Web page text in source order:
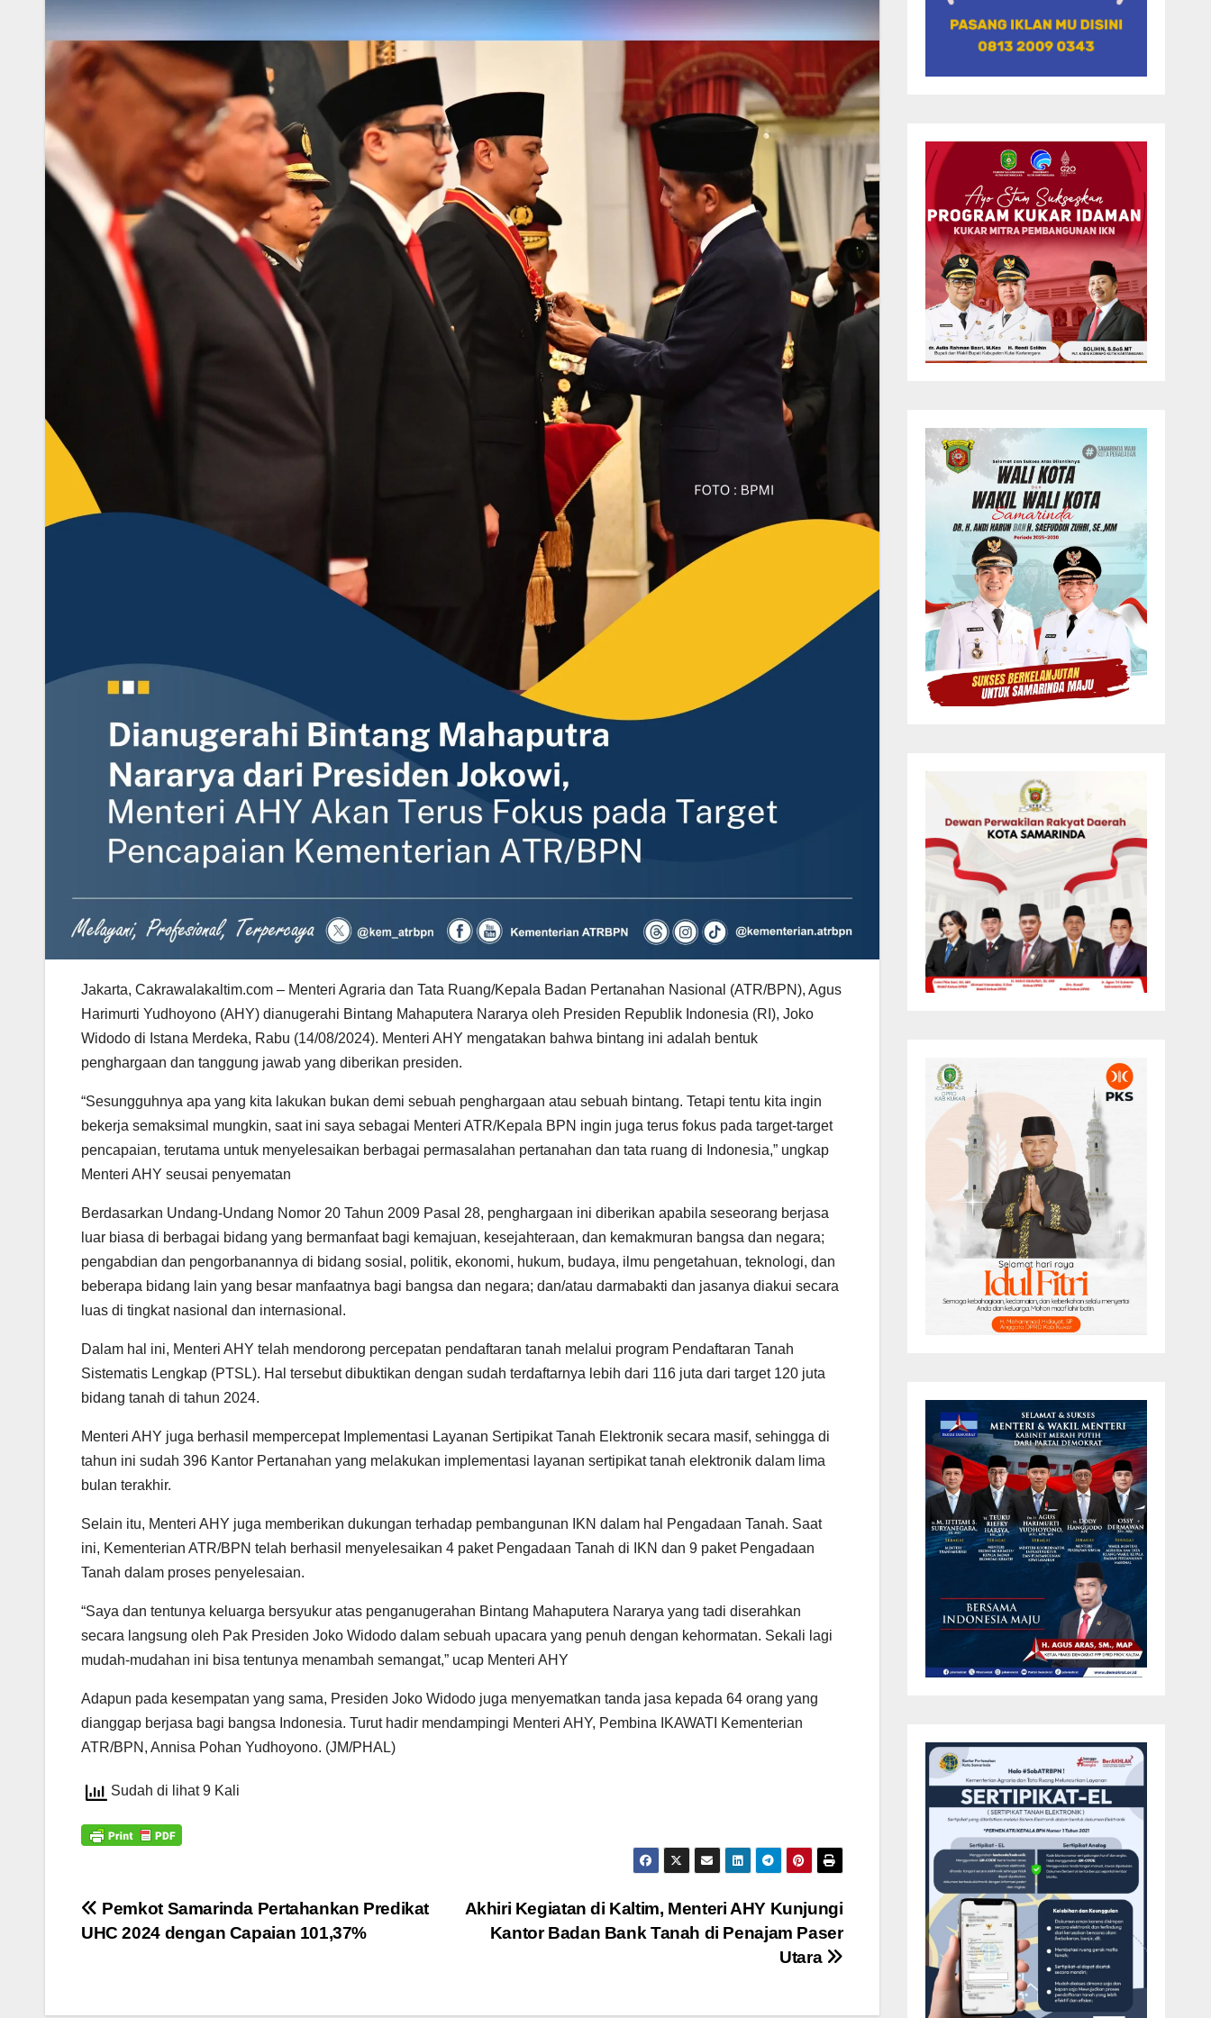
Jakarta, Cakrawalakaltim.com – Menteri Agraria dan Tata Ruang/Kepala Badan Pertanahan Nasional (ATR/BPN), Agus
Harimurti Yudhoyono (AHY) dianugerahi Bintang Mahaputera Nararya oleh Presiden Republik Indonesia (RI), Joko
Widodo di Istana Merdeka, Rabu (14/08/2024). Menteri AHY mengatakan bahwa bintang ini adalah bentuk
penghargaan dan tanggung jawab yang diberikan presiden.
“Sesungguhnya apa yang kita lakukan bukan demi sebuah penghargaan atau sebuah bintang. Tetapi tentu kita ingin
bekerja semaksimal mungkin, saat ini saya sebagai Menteri ATR/Kepala BPN ingin juga terus fokus pada target-target
pencapaian, terutama untuk menyelesaikan berbagai permasalahan pertanahan dan tata ruang di Indonesia,” ungkap
Menteri AHY seusai penyematan
Berdasarkan Undang-Undang Nomor 20 Tahun 2009 Pasal 28, penghargaan ini diberikan apabila seseorang berjasa
luar biasa di berbagai bidang yang bermanfaat bagi kemajuan, kesejahteraan, dan kemakmuran bangsa dan negara;
pengabdian dan pengorbanannya di bidang sosial, politik, ekonomi, hukum, budaya, ilmu pengetahuan, teknologi, dan
beberapa bidang lain yang besar manfaatnya bagi bangsa dan negara; dan/atau darmabakti dan jasanya diakui secara
luas di tingkat nasional dan internasional.
Dalam hal ini, Menteri AHY telah mendorong percepatan pendaftaran tanah melalui program Pendaftaran Tanah
Sistematis Lengkap (PTSL). Hal tersebut dibuktikan dengan sudah terdaftarnya lebih dari 116 juta dari target 120 juta
bidang tanah di tahun 2024.
Menteri AHY juga berhasil mempercepat Implementasi Layanan Sertipikat Tanah Elektronik secara masif, sehingga di
tahun ini sudah 396 Kantor Pertanahan yang melakukan implementasi layanan sertipikat tanah elektronik dalam lima
bulan terakhir.
Selain itu, Menteri AHY juga memberikan dukungan terhadap pembangunan IKN dalam hal Pengadaan Tanah. Saat
ini, Kementerian ATR/BPN telah berhasil menyelesaikan 4 paket Pengadaan Tanah di IKN dan 9 paket Pengadaan
Tanah dalam proses penyelesaian.
“Saya dan tentunya keluarga bersyukur atas penganugerahan Bintang Mahaputera Nararya yang tadi diserahkan
secara langsung oleh Pak Presiden Joko Widodo dalam sebuah upacara yang penuh dengan kehormatan. Sekali lagi
mudah-mudahan ini bisa tentunya menambah semangat,” ucap Menteri AHY
Adapun pada kesempatan yang sama, Presiden Joko Widodo juga menyematkan tanda jasa kepada 64 orang yang
dianggap berjasa bagi bangsa Indonesia. Turut hadir mendampingi Menteri AHY, Pembina IKAWATI Kementerian
ATR/BPN, Annisa Pohan Yudhoyono. (JM/PHAL)
Sudah di lihat 9 Kali
Navigasi
Akhiri Kegiatan di Kaltim, Menteri AHY Kunjungi
Kantor Badan Bank Tanah di Penajam Paser
Utara
Pemkot Samarinda Pertahankan Predikat
UHC 2024 dengan Capaian 101,37%